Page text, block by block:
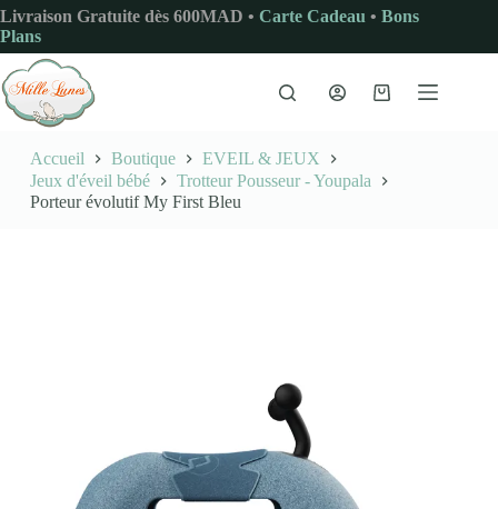
Passer
au
contenu
Livraison Gratuite dès 600MAD • Carte Cadeau • Bons
Plans
Panier
Accueil Boutique
EVEIL & JEUX
Jeux d'éveil bébé
Trotteur Pousseur - Youpala
Porteur évolutif My First Bleu